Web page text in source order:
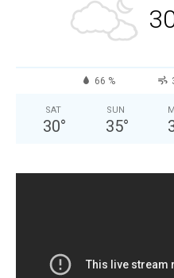
66 %
SAT
30°
SUN
35°